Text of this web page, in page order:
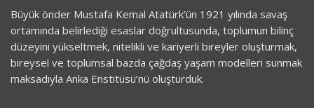
Büyük önder Mustafa Kemal Atatürk’ün 1921 yılında savaş
ortamında belirlediği esaslar doğrultusunda, toplumun bilinç
düzeyini yükseltmek, nitelikli ve kariyerli bireyler oluşturmak,
bireysel ve toplumsal bazda çağdaş yaşam modelleri sunmak
maksadıyla Anka Enstitüsü’nü oluşturduk.